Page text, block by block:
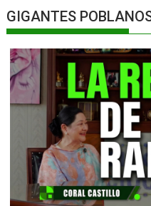
GIGANTES